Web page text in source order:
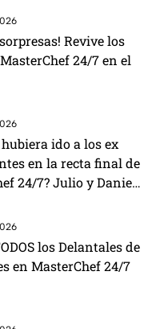
Revive los
24/7 en el
hubiera ido a los ex
en la recta final de
24/7? Julio y Daniela
los Delantales de
en MasterChef 24/7